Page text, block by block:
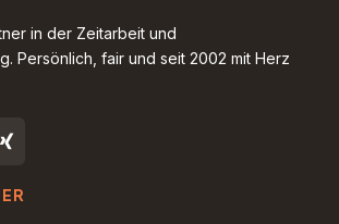
in der Zeitarbeit und
Persönlich, fair und seit 2002 mit Herz